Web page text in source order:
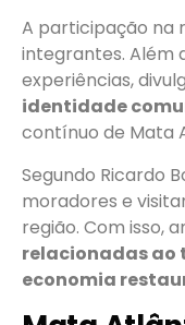
A participação na
integrantes. Além
experiências,
identidade
contínuo de Mata
Segundo Ricardo
moradores e
região. Com isso,
relacionadas ao
economia